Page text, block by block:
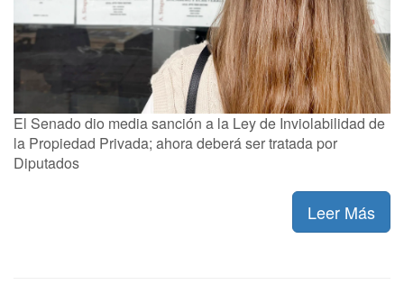
El Senado dio media sanción a la Ley de Inviolabilidad de
la Propiedad Privada; ahora deberá ser tratada por
Diputados
Leer Más